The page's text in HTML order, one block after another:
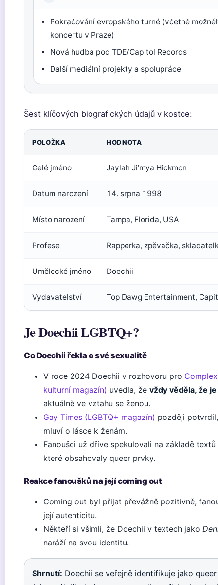
Pokračování evropského turné (včetně
koncertu v Praze)
Nová hudba pod TDE/Capitol Records
Další mediální projekty a spolupráce
Šest klíčových biografických údajů v kostce:
POLOŽKA HODNOTA
Celé jméno Jaylah Ji’mya Hickmon
Datum narození 14. srpna 1998
Místo narození Tampa, Florida, USA
Profese Rapperka, zpěvačka,
Umělecké jméno Doechii
Vydavatelství Top Dawg Entertainment,
Je Doechii LGBTQ+?
Co Doechii řekla o své sexualitě
V roce 2024 Doechii v rozhovoru pro
kulturní magazín) uvedla, že vždy věděla, že
aktuálně ve vztahu se ženou.
Gay Times (LGBTQ+ magazín) později
mluví o lásce k ženám.
Fanoušci už dříve spekulovali na základě textů
které obsahovaly queer prvky.
Reakce fanoušků na její coming out
Coming out byl přijat převážně pozitivně,
její autenticitu.
Někteří si všimli, že Doechii v textech jako
naráží na svou identitu.
Shrnutí: Doechii se veřejně identifikuje jako queer